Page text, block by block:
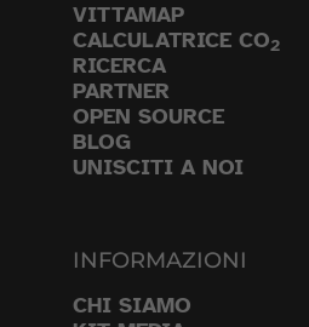
VITTAMAP
CALCULATRICE CO2
RICERCA
PARTNER
OPEN SOURCE
BLOG
UNISCITI A NOI
INFORMAZIONI
CHI SIAMO